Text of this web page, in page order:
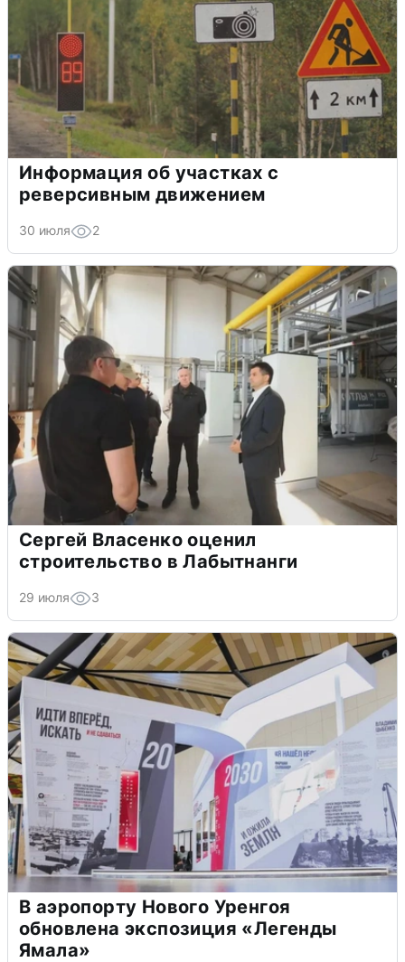
Информация об участках с
реверсивным движением
30 июля 2
Сергей Власенко оценил
строительство в Лабытнанги
29 июля 3
В аэропорту Нового Уренгоя
обновлена экспозиция «Легенды
Ямала»